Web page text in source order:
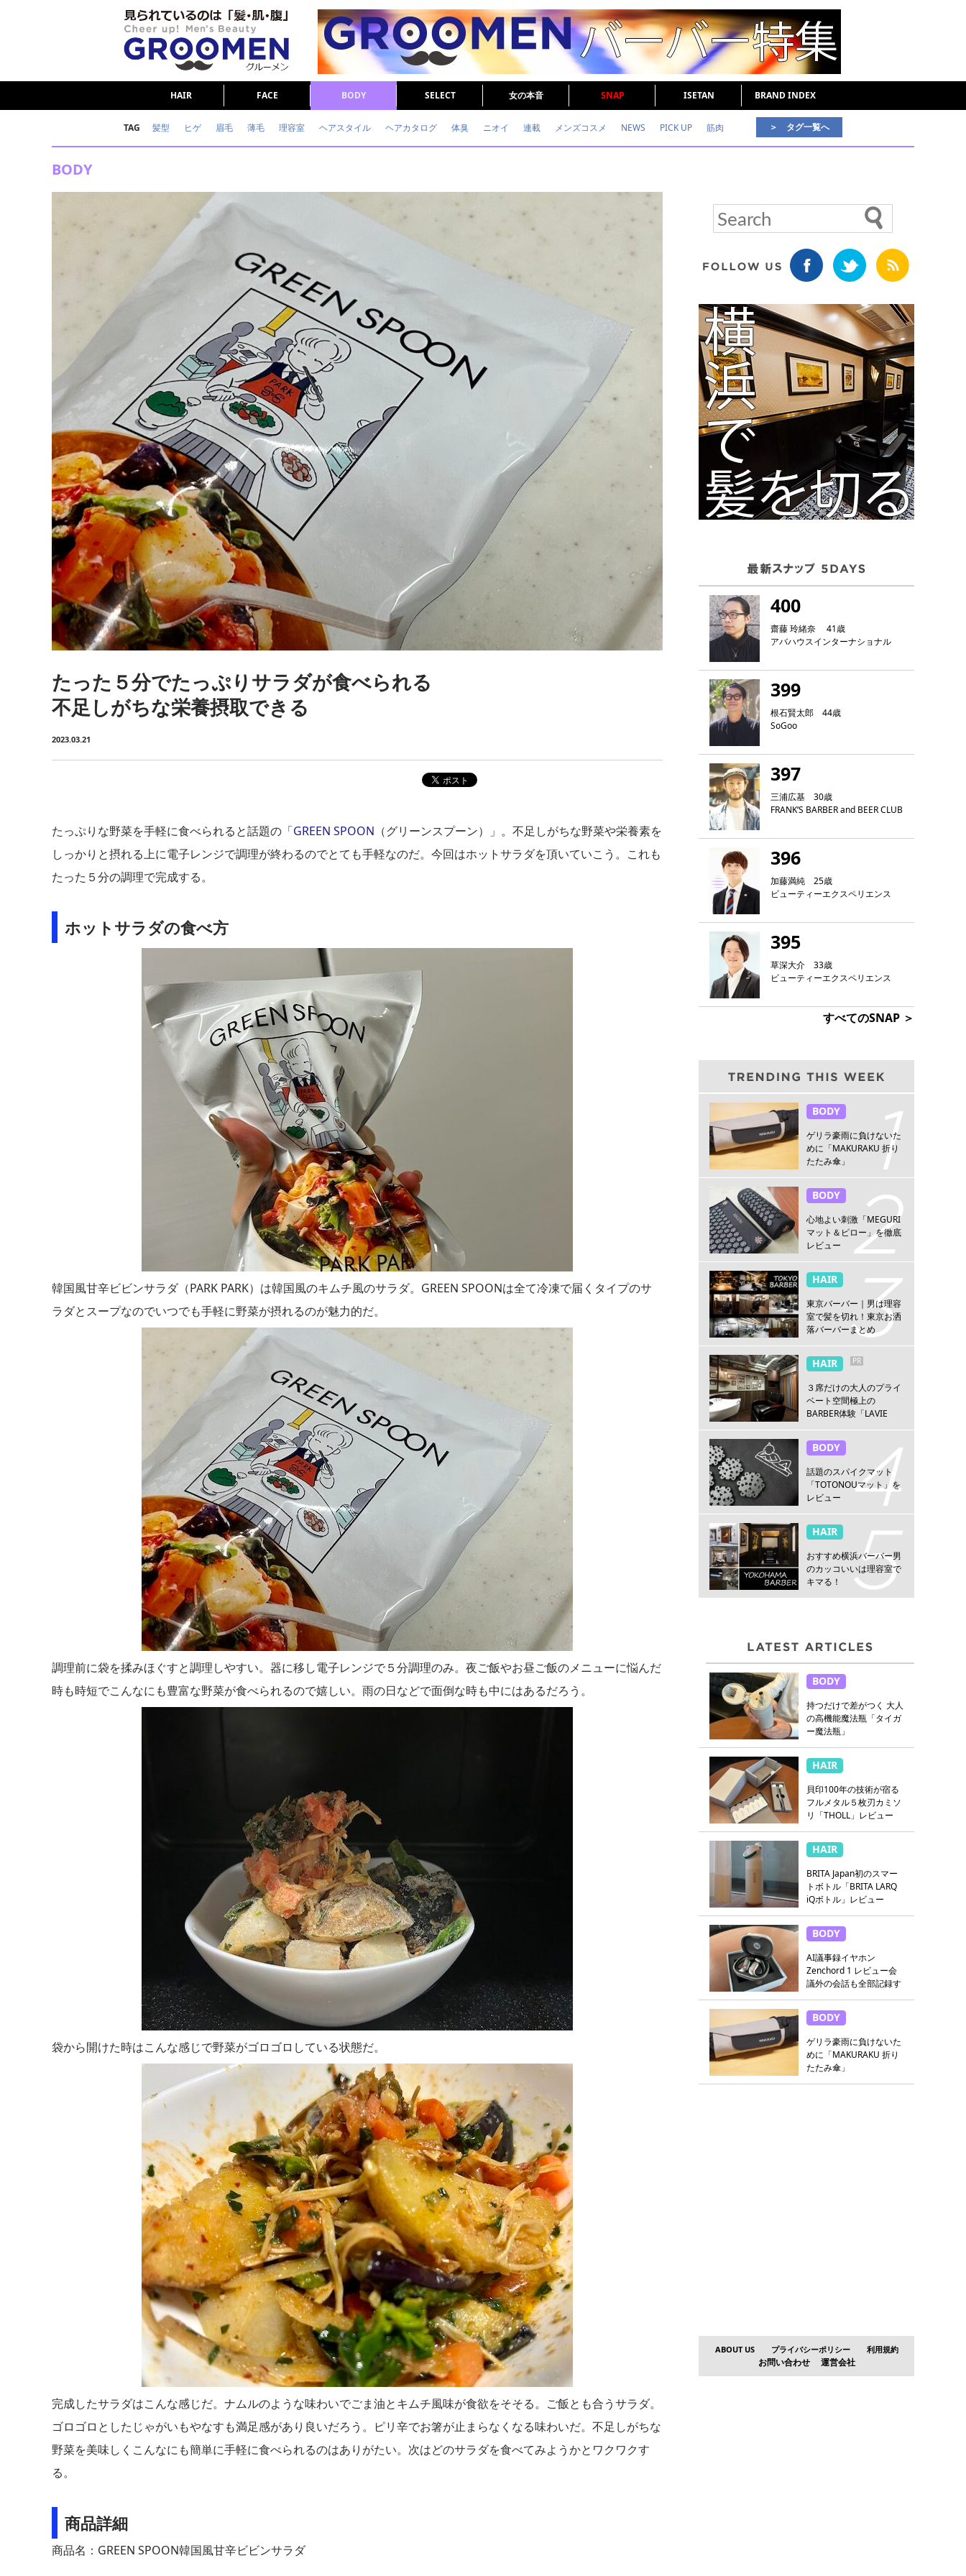
HAIR FACE BODY SELECT 女の本音 SNAP ISETAN BRAND INDEX
TAG 髪型 ヒゲ 眉毛 薄毛 理容室 ヘアスタイル ヘアカタログ 体臭 ニオイ 連載 メンズコスメ NEWS PICK UP 筋肉
理容室
＞ タグ一覧へ
BODY
たった５分でたっぷりサラダが食べられる
不足しがちな栄養摂取できる
2023.03.21
たっぷりな野菜を手軽に食べられると話題の「GREEN SPOON （グリーンスプーン）」。不足しがちな野菜や栄養素を
しっかりと摂れる上に電子レンジで調理が終わるのでとても手軽なのだ。今回はホットサラダを頂いていこう。これも
たった５分の調理で完成する。
ホットサラダの食べ方
韓国風甘辛ビビンサラダ（PARK PARK）は韓国風のキムチ風のサラダ。GREEN SPOONは全て冷凍で届くタイプのサ
ラダとスープなのでいつでも手軽に野菜が摂れるのが魅力的だ。
調理前に袋を揉みほぐすと調理しやすい。器に移し電子レンジで５分調理のみ。夜ご飯やお昼ご飯のメニューに悩んだ
時も時短でこんなにも豊富な野菜が食べられるので嬉しい。雨の日などで面倒な時も中にはあるだろう。
袋から開けた時はこんな感じで野菜がゴロゴロしている状態だ。
完成したサラダはこんな感じだ。ナムルのような味わいでごま油とキムチ風味が食欲をそそる。ご飯とも合うサラダ。
ゴロゴロとしたじゃがいもやなすも満足感があり良いだろう。ピリ辛でお箸が止まらなくなる味わいだ。不足しがちな
野菜を美味しくこんなにも簡単に手軽に食べられるのはありがたい。次はどのサラダを食べてみようかとワクワクす
る。
商品詳細
商品名：GREEN SPOON韓国風甘辛ビビンサラダ
400
齋藤 玲緒奈 41歳
アバハウスインターナショナル
399
根石賢太郎 44歳
SoGoo
397
三浦広基 30歳
FRANK‘S BARBER and BEER CLUB
396
加藤満純 25歳
ビューティーエクスペリエンス
395
草深大介 33歳
ビューティーエクスペリエンス
すべてのSNAP ＞
BODY
ゲリラ豪雨に負けないた
めに「MAKURAKU 折り
たたみ傘」
BODY
心地よい刺激「MEGURI
マット＆ピロー」を徹底
レビュー
HAIR
東京バーバー｜男は理容
室で髪を切れ！東京お洒
落バーバーまとめ
HAIR PR
３席だけの大人のプライ
ベート空間極上の
BARBER体験「LAVIE
BARBER HANARE新宿
店」
BODY
話題のスパイクマット
「TOTONOUマット」を
レビュー
HAIR
おすすめ横浜バーバー男
のカッコいいは理容室で
キマる！
BODY
持つだけで差がつく 大人
の高機能魔法瓶「タイガ
ー魔法瓶」
HAIR
貝印100年の技術が宿る
フルメタル５枚刃カミソ
リ「THOLL」レビュー
HAIR
BRITA Japan初のスマー
トボトル「BRITA LARQ
iQボトル」レビュー
BODY
AI議事録イヤホン
Zenchord 1 レビュー会
議外の会話も全部記録す
BODY
ゲリラ豪雨に負けないた
めに「MAKURAKU 折り
たたみ傘」
ABOUT US プライバシーポリシー 利用規約
お問い合わせ 運営会社